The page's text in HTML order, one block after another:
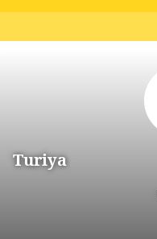
Turiya